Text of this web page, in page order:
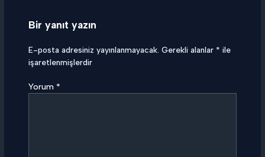
Bir yanıt yazın
E-posta adresiniz yayınlanmayacak. Gerekli alanlar * ile
işaretlenmişlerdir
Yorum *